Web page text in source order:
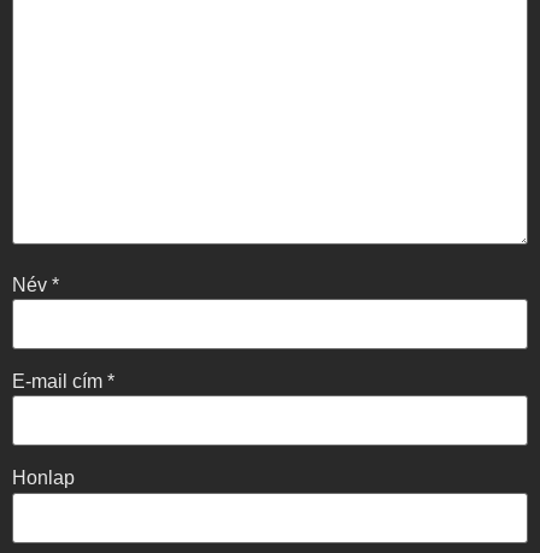
Név *
E-mail cím *
Honlap